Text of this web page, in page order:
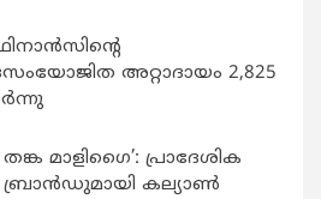
അറ്റാദായം 2,825
മാളിഗൈ’: പ്രാദേശിക
കല്യാണ്‍